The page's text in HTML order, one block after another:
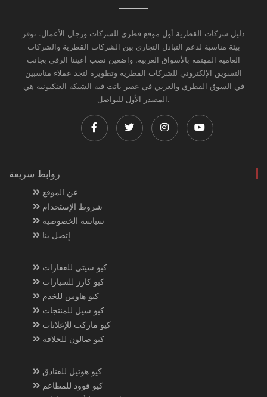
دليل شركات القطرية أول موقع قطري للشركات ورجال الأعمال. نوفر
بيئة مناسبة لدعم التبادل التجاري بين الشركات القطرية والشركات
العامية المهتمة بالأسواق العربية. واضعين نصب أعيننا الرقي بجانب
التسويق الإلكتروني للشركات القطرية وتطويره لتجد عملاء مناسبين
في السوق القطري والعربي في عصر باتت فيه الشبكة العنكبونية هي
المصدر الأول للتواصل.
روابط سريعة
عن الموقع
شروط الإستخدام
سياسة الخصوصية
إتصل بنا
كيو سيتي للعقارات
كيو كارز للسيارات
كيو هاوس للخدم
كيو سيل للمنتجات
كيو ماركت للإعلانات
كيو صالون للحلاقة
كيو هوتيل للفنادق
كيو فوود للمطاعم